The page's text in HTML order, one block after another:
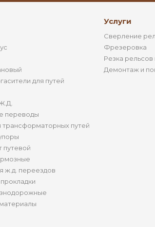
для путей
переводы
путей
путевой
ж.д. переездов
Услуги
Сверление
Фрезеровка
Резка
Демонтаж и